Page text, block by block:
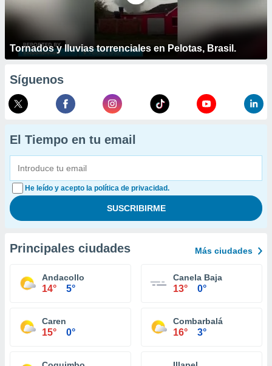
Tornados y lluvias torrenciales en Pelotas, Brasil.
Síguenos
El Tiempo en tu email
He leído y acepto la política de privacidad.
Principales ciudades Más ciudades
Andacollo
14° 5°
Canela Baja
13° 0°
Caren
15° 0°
Combarbalá
16° 3°